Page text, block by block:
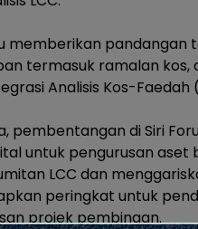
memberikan
termasuk ramalan
Analisis Kos-Faedah
pembentangan di Siri
untuk pengurusan aset
LCC dan
peringkat untuk
projek pembinaan.